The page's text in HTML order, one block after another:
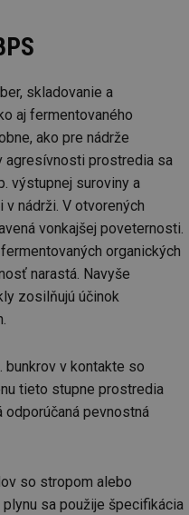
skladovanie a
aj fermentovaného
ako pre nádrže
agresívnosti prostredia sa
výstupnej suroviny a
nádrži. V otvorených
vonkajšej poveternosti.
organických
narastá. Navyše
zosilňujú účinok
bunkrov v kontakte so
tieto stupne prostredia
odporúčaná pevnostná
so stropom alebo
sa použije špecifikácia